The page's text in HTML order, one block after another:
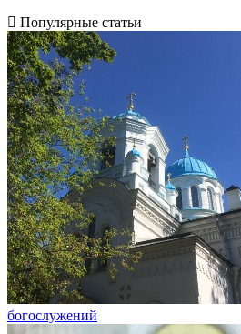
Популярные статьи
богослужений